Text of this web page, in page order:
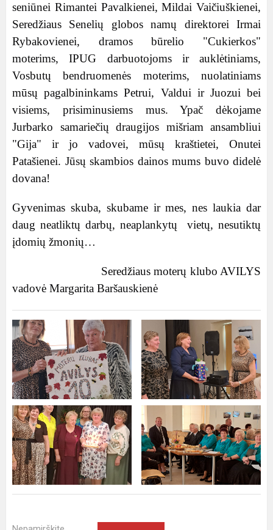
seniūnei Rimantei Pavalkienei, Mildai Vaičiuškienei,
Seredžiaus Senelių globos namų direktorei Irmai
Rybakovienei, dramos būrelio "Cukierkos"
moterims, IPUG darbuotojoms ir auklėtiniams,
Vosbutų bendruomenės moterims, nuolatiniams
mūsų pagalbininkams Petrui, Valdui ir Juozui bei
visiems, prisiminusiems mus. Ypač dėkojame
Jurbarko samariečių draugijos mišriam ansambliui
"Gija" ir jo vadovei, mūsų kraštietei, Onutei
Patašienei. Jūsų skambios dainos mums buvo didelė
dovana!
Gyvenimas skuba, skubame ir mes, nes laukia dar
daug neatliktų darbų, neaplankytų vietų, nesutiktų
įdomių žmonių…
Seredžiaus moterų klubo AVILYS
vadovė Margarita Baršauskienė